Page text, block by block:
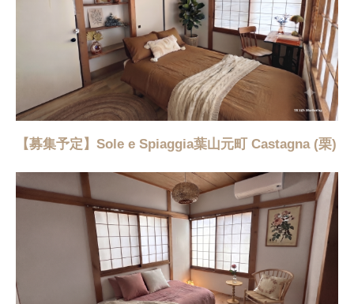
【募集予定】Sole e Spiaggia葉山元町 Castagna (栗)